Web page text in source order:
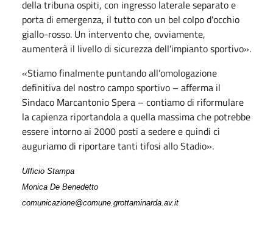
della tribuna ospiti, con ingresso laterale separato e
porta di emergenza, il tutto con un bel colpo d'occhio
giallo-rosso. Un intervento che, ovviamente,
aumenterà il livello di sicurezza dell'impianto sportivo».
«Stiamo finalmente puntando all’omologazione
definitiva del nostro campo sportivo – afferma il
Sindaco Marcantonio Spera – contiamo di riformulare
la capienza riportandola a quella massima che potrebbe
essere intorno ai 2000 posti a sedere e quindi ci
auguriamo di riportare tanti tifosi allo Stadio».
Ufficio Stampa
Monica De Benedetto
comunicazione@comune.grottaminarda.av.it